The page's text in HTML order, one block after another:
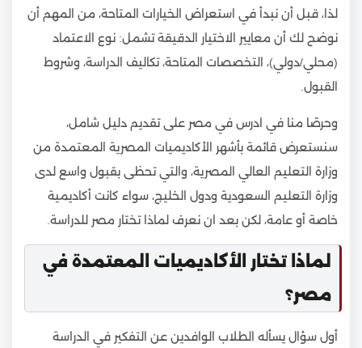
لذا، قبل أن نبدأ في استعراض الخيارات المتاحة، من المهم أن
نوضح لك أن معايير الاختيار الدقيقة تشمل: نوع الاعتماد
(محلي/دولي)، التخصصات المتاحة، تكاليف الدراسة، وشروط
القبول.
وحرصًا منا في ادرس في مصر على تقديم دليل شامل،
سنستعرض قائمة بأشهر الأكاديميات المصرية المعتمدة من
وزارة التعليم العالي المصرية، والتي تحظى بقبول واسع لدى
وزارة التعليم السعودية ودول الخليج، سواء كانت أكاديمية
خاصة أو عامة، لكن بعد ان نعرف لماذا تختار مصر للدراسة.
لماذا تختار الأكاديميات المعتمدة في
مصر؟
أول سؤال يسأله الطلاب الوافدين عن التفكير في الدراسة